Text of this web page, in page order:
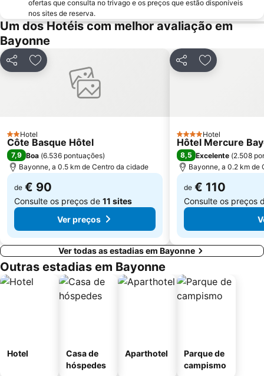
Aéroport de Biarritz-Anglet-Bayonne
Plage du Miramar
Casino Barrière de Biarritz
Plage de Marbella
Igreja de São João Batista
Gare d'Hendaye
ofertas que consulta no trivago e os preços que estão disponíveis
nos sites de reserva.
Um dos Hotéis com melhor avaliação em
Bayonne
PartilharAdicionar aos favoritos
2 Estrelas
Hotel
Côte Basque Hôtel
7,9 Boa (6.536 pontuações)
Bayonne, a 0.5 km de Centro da cidade
de € 90
Consulte os preços de 11 sites
Ver preços
PartilharAdicionar
4 Estrelas
Hotel
Hôtel Mercure
8,5 Excelente (2.508
Bayonne, a 0.2 km de
de € 110
Consulte os preços
Ver todas as estadias em Bayonne
Outras estadias em Bayonne
Hotel
Casa de
hóspedes
Aparthotel
Parque de
campismo